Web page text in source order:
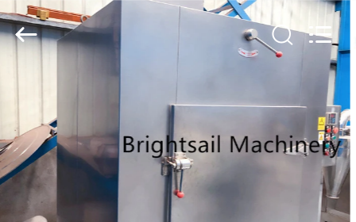
उत्पादों
वीडियो
Jiangyin
Brightsail
Machinery
Co.,Ltd..